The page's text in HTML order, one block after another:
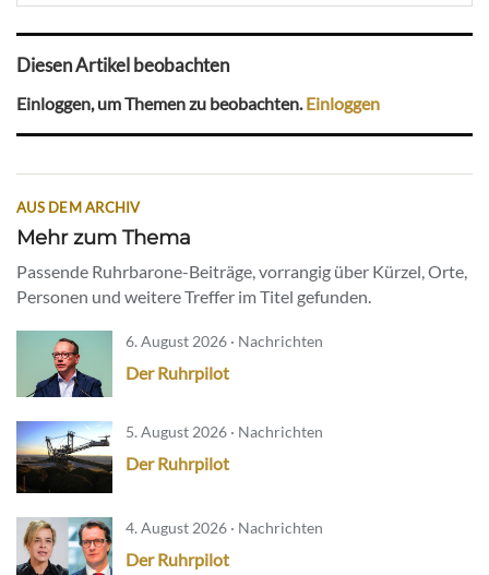
Diesen Artikel beobachten
Einloggen, um Themen zu beobachten.Einloggen
AUS DEM ARCHIV
Mehr zum Thema
Passende Ruhrbarone-Beiträge, vorrangig über Kürzel, Orte,
Personen und weitere Treffer im Titel gefunden.
6. August 2026 · Nachrichten
Der Ruhrpilot
5. August 2026 · Nachrichten
Der Ruhrpilot
4. August 2026 · Nachrichten
Der Ruhrpilot